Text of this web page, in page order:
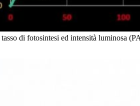
di fotosintesi ed intensità luminosa